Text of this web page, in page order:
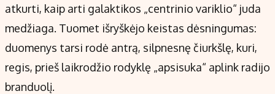
atkurti, kaip arti galaktikos „centrinio variklio“ juda
medžiaga. Tuomet išryškėjo keistas dėsningumas:
duomenys tarsi rodė antrą, silpnesnę čiurkšlę, kuri,
regis, prieš laikrodžio rodyklę „apsisuka“ aplink radijo
branduolį.